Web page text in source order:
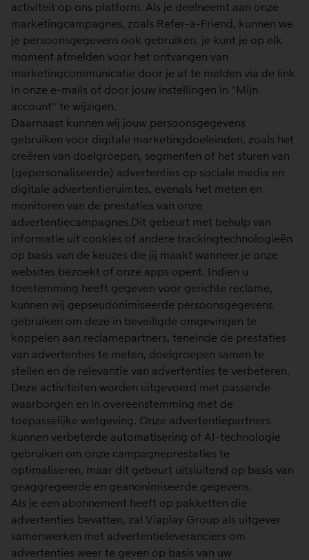
activiteit op ons platform. Als je deelneemt aan onze
marketingcampagnes, zoals Refer-a-Friend, kunnen we
je persoonsgegevens ook gebruiken. je kunt je op elk
moment afmelden voor het ontvangen van
marketingcommunicatie door je af te melden via de link
in onze e-mails of door jouw instellingen in "Mijn
account" te wijzigen.
Daarnaast kunnen wij jouw persoonsgegevens
gebruiken voor digitale marketingdoeleinden, zoals het
creëren van doelgroepen, segmenten of het sturen van
(gepersonaliseerde) advertenties op sociale media en
digitale advertentieruimtes, evenals het meten en
monitoren van de prestaties van onze
advertentiecampagnes.Dit gebeurt met behulp van
informatie uit cookies of andere trackingtechnologieën
op basis van de keuzes die jij maakt wanneer je onze
websites bezoekt of onze apps opent. Indien u
toestemming heeft gegeven voor gerichte reclame,
kunnen wij gepseudonimiseerde persoonsgegevens
gebruiken om deze in beveiligde omgevingen te
koppelen aan reclamepartners, teneinde de prestaties
van advertenties te meten, doelgroepen samen te
stellen en de relevantie van advertenties te verbeteren.
Deze activiteiten worden uitgevoerd met passende
waarborgen en in overeenstemming met de
toepasselijke wetgeving. Onze advertentiepartners
kunnen verbeterde automatisering of AI-technologie
gebruiken om onze campagneprestaties te
optimaliseren, maar dit gebeurt uitsluitend op basis van
geaggregeerde en geanonimiseerde gegevens.
Als je een abonnement heeft op pakketten die
advertenties bevatten, zal Viaplay Group als uitgever
samenwerken met advertentieleveranciers om
advertenties weer te geven op basis van uw